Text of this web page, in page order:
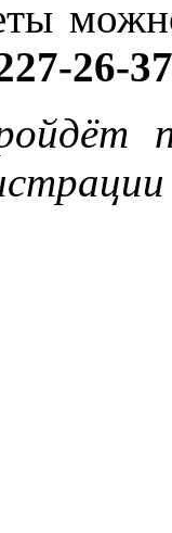
26-37